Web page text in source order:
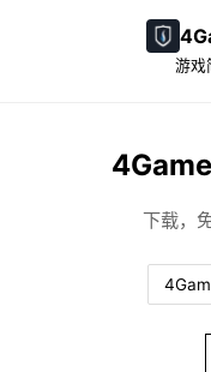
游戏
下载，